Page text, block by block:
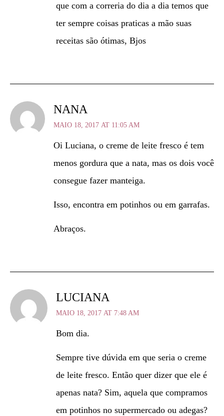
que com a correria do dia a dia temos que
ter sempre coisas praticas a mão suas
receitas são ótimas, Bjos
NANA
MAIO 18, 2017 AT 11:05 AM
Oi Luciana, o creme de leite fresco é tem
menos gordura que a nata, mas os dois você
consegue fazer manteiga.
Isso, encontra em potinhos ou em garrafas.
Abraços.
LUCIANA
MAIO 18, 2017 AT 7:48 AM
Bom dia.
Sempre tive dúvida em que seria o creme
de leite fresco. Então quer dizer que ele é
apenas nata? Sim, aquela que compramos
em potinhos no supermercado ou adegas?